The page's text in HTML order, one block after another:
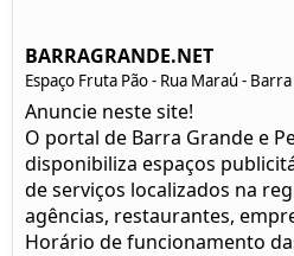
BARRAGRANDE.NET
Espaço Fruta Pão - Rua Maraú -
Anuncie neste site!
O portal de Barra Grande e
disponibiliza espaços
de serviços localizados na
agências, restaurantes,
Horário de funcionamento